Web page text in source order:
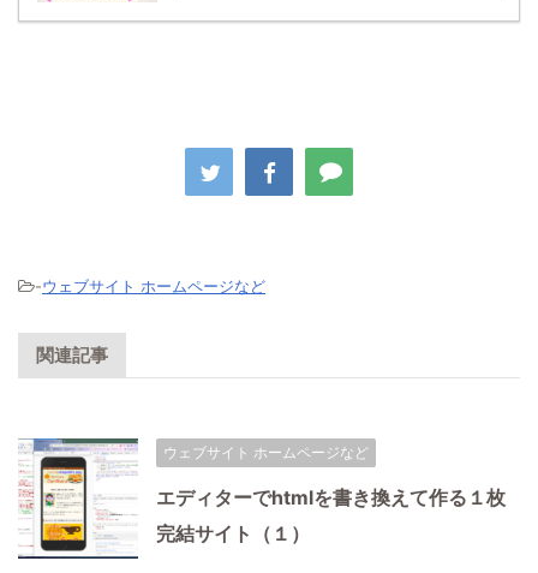
-ウェブサイト ホームページなど
関連記事
ウェブサイト ホームページなど
エディターでhtmlを書き換えて作る１枚
完結サイト（１）